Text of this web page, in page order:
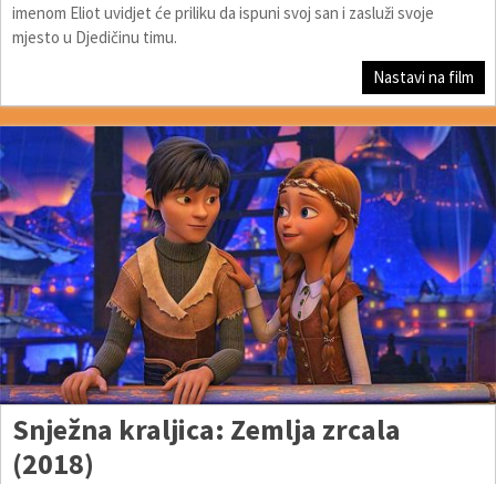
imenom Eliot uvidjet će priliku da ispuni svoj san i zasluži svoje
mjesto u Djedičinu timu.
Nastavi na film
Snježna kraljica: Zemlja zrcala
(2018)